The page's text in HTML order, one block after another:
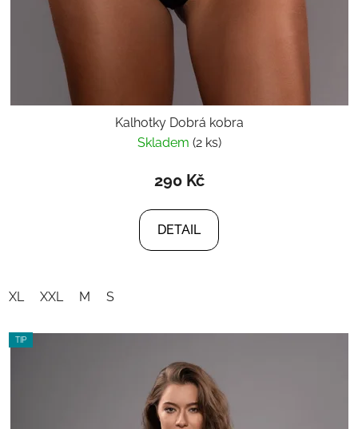
Kalhotky Dobrá kobra
Skladem (2 ks)
290 Kč
DETAIL
XL XXL M S
TIP